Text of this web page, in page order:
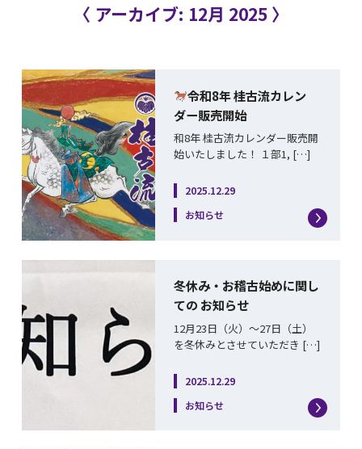
〈 アーカイブ: 12月 2025 〉
令和8年 桂古流カレン
ダー販売開始
和8年 桂古流カレンダー販売開
始いたしました！ １部1, […]
2025.12.29
お知らせ
冬休み・お稽古始めに関し
ての お知らせ
12月23日（火）～27日（土）
を冬休みとさせていただき […]
2025.12.29
お知らせ